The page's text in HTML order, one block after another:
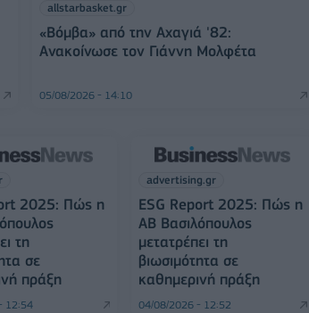
allstarbasket.gr
«Βόμβα» από την Αχαγιά '82:
Ανακοίνωσε τον Γιάννη Μολφέτα
05/08/2026 - 14:10
2025: Πώς η
τη
σε
πράξη
12:54
advertising.gr
ESG Report 2025: Πώς η
ΑΒ Βασιλόπουλος
μετατρέπει τη
βιωσιμότητα σε
καθημερινή πράξη
04/08/2026 - 12:52